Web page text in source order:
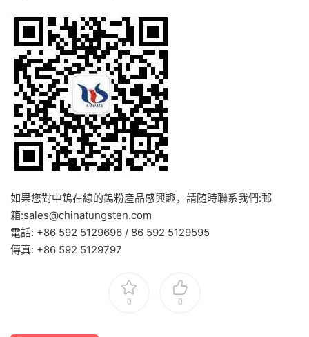
如果您對中鎢在線的鎢粉産品感興趣，請随時聯系我們:郵
箱:sales@chinatungsten.com
電話: +86 592 5129696 / 86 592 5129595
傳真: +86 592 5129797
0 0